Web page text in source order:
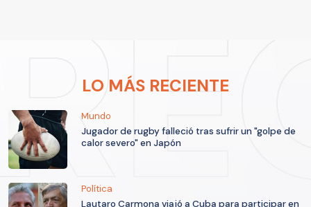
LO MÁS RECIENTE
Mundo
Jugador de rugby falleció tras sufrir un "golpe de
calor severo" en Japón
Política
Lautaro Carmona viajó a Cuba para participar en